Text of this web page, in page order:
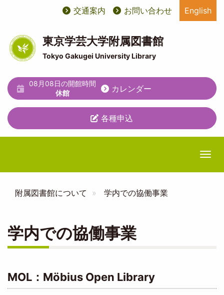
ツ
に
動
User
account
menu
ユ
ー
テ
ィ
リ
テ
ィ
メ
ュ
ー
交通案内 お問い合わせ English
東京学芸大学附属図書館
Tokyo Gakugei University Library
08月08日の開館時間
休館
カレンダー
各種申込
附属図書館について 学内での協働事業
学内での協働事業
MOL：Möbius Open Library